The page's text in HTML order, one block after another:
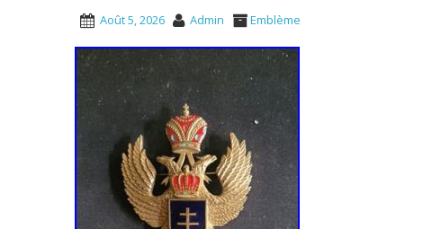
Août 5, 2026 Admin Emblème